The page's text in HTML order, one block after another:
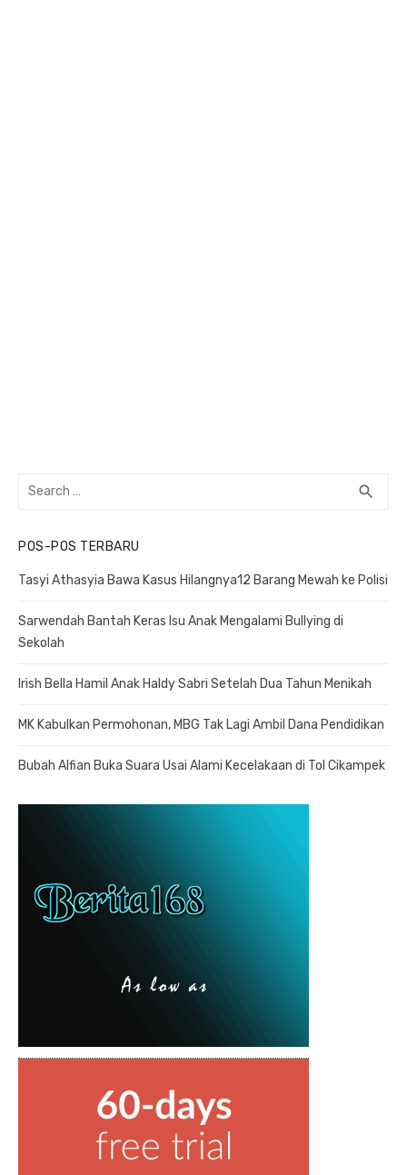
Search
search
POS-POS TERBARU
Tasyi Athasyia Bawa Kasus Hilangnya12 Barang Mewah ke Polisi
Sarwendah Bantah Keras Isu Anak Mengalami Bullying di
Sekolah
Irish Bella Hamil Anak Haldy Sabri Setelah Dua Tahun Menikah
MK Kabulkan Permohonan, MBG Tak Lagi Ambil Dana Pendidikan
Bubah Alfian Buka Suara Usai Alami Kecelakaan di Tol Cikampek